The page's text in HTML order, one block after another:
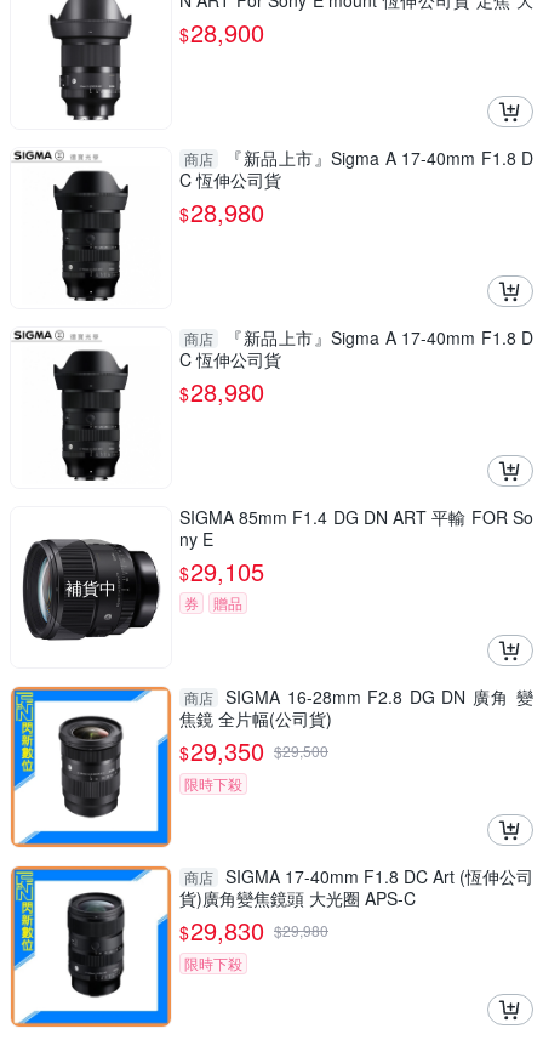
光圈 風景 德寶光學
$28,900
商店
『新品上市』Sigma A 17-40mm F1.8 D
C 恆伸公司貨
$28,980
商店
『新品上市』Sigma A 17-40mm F1.8 D
C 恆伸公司貨
$28,980
補貨中
SIGMA 85mm F1.4 DG DN ART 平輸 FOR So
ny E
$29,105
券 贈品
商店 SIGMA 16-28mm F2.8 DG DN 廣角 變
焦鏡 全片幅(公司貨)
$29,350 $29,500
限時下殺
商店 SIGMA 17-40mm F1.8 DC Art (恆伸公司
貨)廣角變焦鏡頭 大光圈 APS-C
$29,830 $29,980
限時下殺